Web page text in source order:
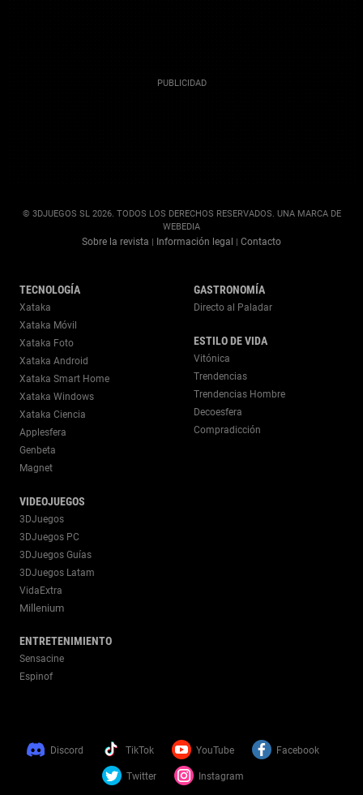
© 3DJUEGOS SL 2026. TODOS LOS DERECHOS RESERVADOS. UNA MARCA DE
WEBEDIA
Sobre la revista | Información legal | Contacto
TECNOLOGÍA
Xataka
Xataka Móvil
Xataka Foto
Xataka Android
Xataka Smart Home
Xataka Windows
Xataka Ciencia
Applesfera
Genbeta
Magnet
VIDEOJUEGOS
3DJuegos
3DJuegos PC
3DJuegos Guías
3DJuegos Latam
VidaExtra
Millenium
ENTRETENIMIENTO
Sensacine
Espinof
GASTRONOMÍA
Directo al Paladar
ESTILO DE VIDA
Vitónica
Trendencias
Trendencias Hombre
Decoesfera
Compradicción
Discord TikTok YouTube Facebook
Twitter Instagram